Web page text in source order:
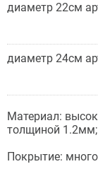
диаметр 22см
диаметр 24см
Материал:
толщиной 1.2мм;
Покрытие: